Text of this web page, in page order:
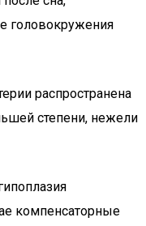
головокружения
распространена
степени, нежели
компенсаторные